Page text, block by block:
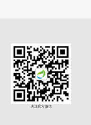
关注官方微信